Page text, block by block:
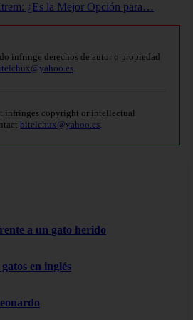
¿Es la Mejor Opción para…
infringe derechos de autor o propiedad
.
infringes copyright or intellectual
bitelchux@yahoo.es.
a un gato herido
en inglés